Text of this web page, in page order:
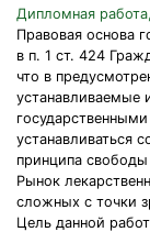
Дипломная
Правовая основа
в п. 1 ст. 424
что в
устанавливаемые
устанавливаться
принципа
Рынок
сложных с точки
Цель данной